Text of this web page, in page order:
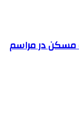
مسکن در مراسم